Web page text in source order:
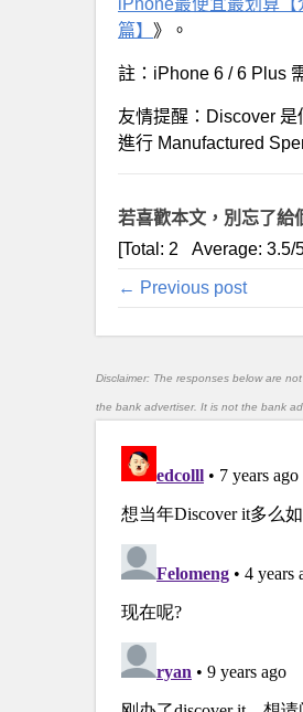
iPhone最便宜最划算【
篇】 》。
註：iPhone 6 / 6 Plus
友情提醒：Discover
進行 Manufactured
若喜歡本文，別忘了給
[Total: 2 Average: 3.5/
← Previous post
Disclaimer: The responses below are
the bank advertiser. It is not the bank